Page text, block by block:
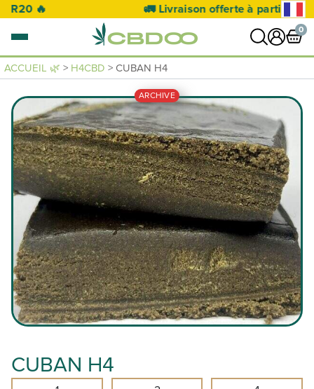
🚛 Livraison offerte à partir de 50€ 🚛
0
0 article VOIR PANIER
Votre panier est vide.
ACCUEIL 🌿 > H4CBD > CUBAN H4
ARCHIVE
CUBAN H4